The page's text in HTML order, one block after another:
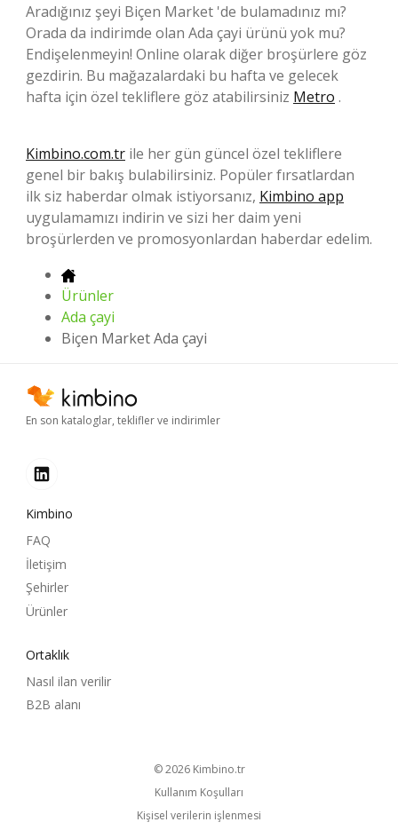
Aradığınız şeyi Biçen Market 'de bulamadınız mı?
Orada da indirimde olan Ada çayi ürünü yok mu?
Endişelenmeyin! Online olarak diğer broşürlere göz
gezdirin. Bu mağazalardaki bu hafta ve gelecek
hafta için özel tekliflere göz atabilirsiniz Metro .
Kimbino.com.tr ile her gün güncel özel tekliflere
genel bir bakış bulabilirsiniz. Popüler fırsatlardan
ilk siz haberdar olmak istiyorsanız, Kimbino app
uygulamamızı indirin ve sizi her daim yeni
broşürlerden ve promosyonlardan haberdar edelim.
Ürünler
Ada çayi
Biçen Market Ada çayi
En son kataloglar, teklifler ve indirimler
Kimbino
FAQ
İletişim
Şehirler
Ürünler
Ortaklık
Nasıl ilan verilir
B2B alanı
© 2026 kimbino.tr
Kullanım Koşulları
Kişisel verilerin işlenmesi